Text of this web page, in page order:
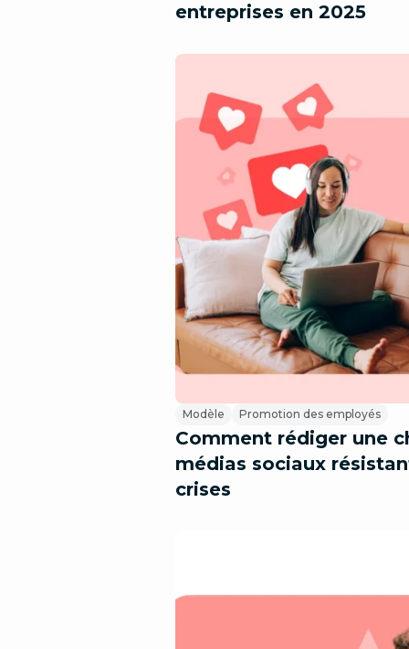
entreprises en 2025
Modèle Promotion des employés
Comment rédiger une
médias sociaux
crises